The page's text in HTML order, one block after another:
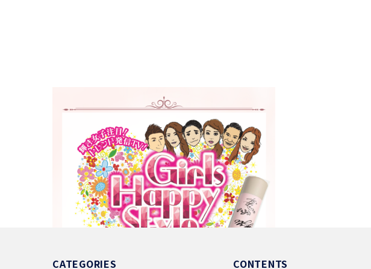
地上波TV放送出品しました！
特集・メディア情報
CATEGORIES CONTENTS